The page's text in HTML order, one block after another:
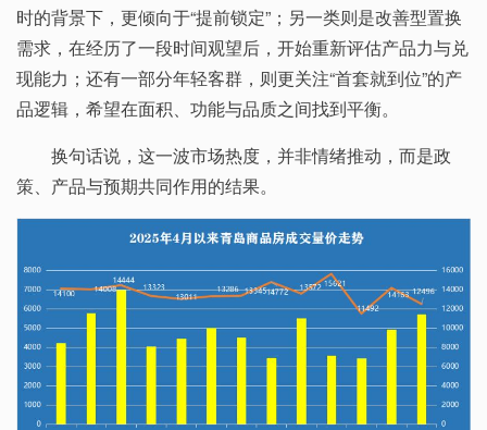
时的背景下，更倾向于“提前锁定”；另一类则是改善型置换
需求，在经历了一段时间观望后，开始重新评估产品力与兑
现能力；还有一部分年轻客群，则更关注“首套就到位”的产
品逻辑，希望在面积、功能与品质之间找到平衡。
换句话说，这一波市场热度，并非情绪推动，而是政
策、产品与预期共同作用的结果。